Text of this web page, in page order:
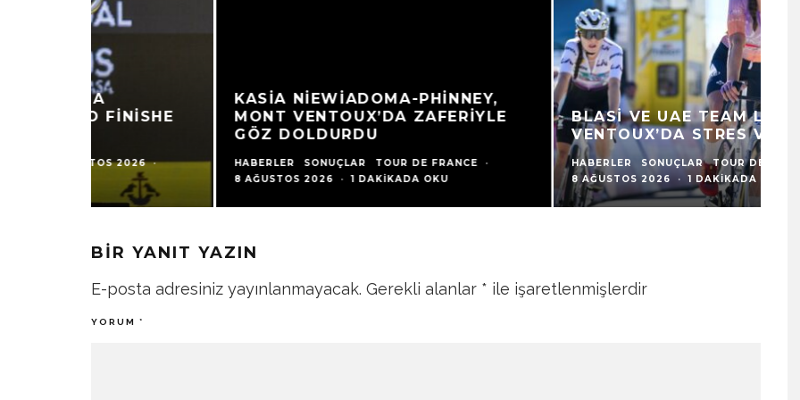
KASIA NIEWIADOMA-PHINNEY,
MONT VENTOUX’DA ZAFERIYLE
GÖZ DOLDURDU
HABERLER SONUÇLAR TOUR DE FRANCE
·
8 AĞUSTOS 2026
1 DAKIKADA OKU
BLASI VE UAE TEAM L’IMAD:
VENTOUX’DA STRES VE BAŞARI
HABERLER SONUÇLAR TOUR DE FRANCE
·
8 AĞUSTOS 2026
1 DAKIKADA OKU
8
BIR YANIT YAZIN
E-posta adresiniz yayınlanmayacak. Gerekli alanlar * ile işaretlenmişlerdir
YORUM *